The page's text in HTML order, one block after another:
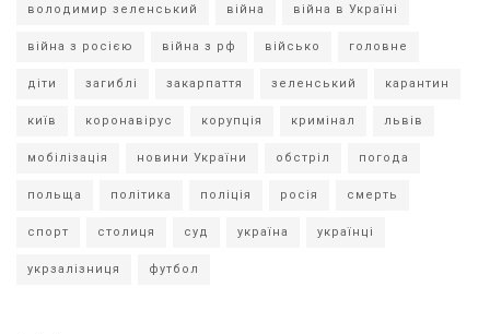
володимир зеленський війна війна в Україні
війна з росією війна з рф військо головне
діти загиблі закарпаття зеленський карантин
київ коронавірус корупція кримінал львів
мобілізація новини України обстріл погода
польща політика поліція росія смерть
спорт столиця суд україна українці
укрзалізниця футбол